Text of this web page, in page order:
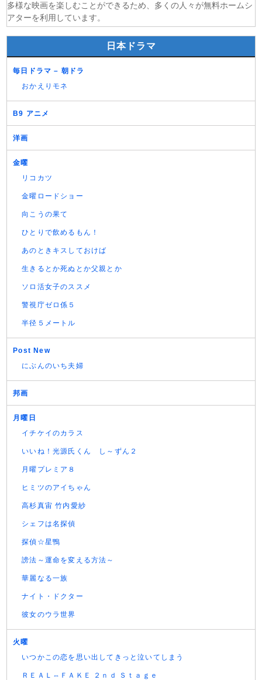
多様な映画を楽しむことができるため、多くの人々が無料ホームシ
アターを利用しています。
日本ドラマ
毎日ドラマ – 朝ドラ
おかえりモネ
B9 アニメ
洋画
金曜
リコカツ
金曜ロードショー
向こうの果て
ひとりで飲めるもん！
あのときキスしておけば
生きるとか死ぬとか父親とか
ソロ活女子のススメ
警視庁ゼロ係５
半径５メートル
Post New
にぶんのいち夫婦
邦画
月曜日
イチケイのカラス
いいね！光源氏くん し～ずん２
月曜プレミア８
ヒミツのアイちゃん
高杉真宙 竹内愛紗
シェフは名探偵
探偵☆星鴨
謗法～運命を変える方法～
華麗なる一族
ナイト・ドクター
彼女のウラ世界
火曜
いつかこの恋を思い出してきっと泣いてしまう
ＲＥＡＬ⇔ＦＡＫＥ ２ｎｄ Ｓｔａｇｅ